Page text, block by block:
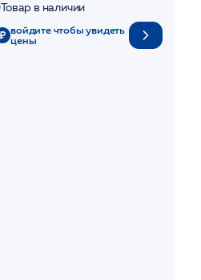
Товар в наличии
войдите чтобы увидеть
цены